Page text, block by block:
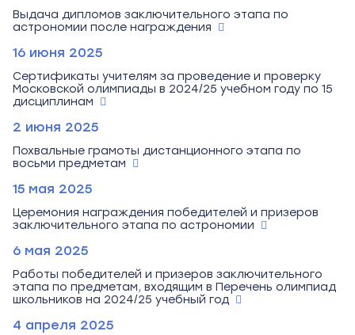
Выдача дипломов заключительного этапа по
астрономии после награждения
16 июня 2025
Сертификаты учителям за проведение и проверку
Московской олимпиады в 2024/25 учебном году по 15
дисциплинам
2 июня 2025
Похвальные грамоты дистанционного этапа по
восьми предметам
15 мая 2025
Церемония награждения победителей и призеров
заключительного этапа по астрономии
6 мая 2025
Работы победителей и призеров заключительного
этапа по предметам, входящим в Перечень олимпиад
школьников на 2024/25 учебный год
4 апреля 2025